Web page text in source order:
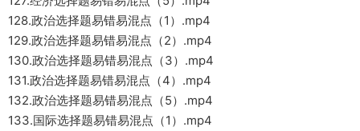
128.政治选择题易错易混点（1）.mp4
129.政治选择题易错易混点（2）.mp4
130.政治选择题易错易混点（3）.mp4
131.政治选择题易错易混点（4）.mp4
132.政治选择题易错易混点（5）.mp4
133.国际选择题易错易混点（1）.mp4